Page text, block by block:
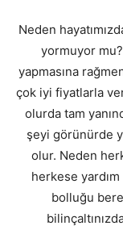
Neden
yormuyor
yapmasına
çok iyi fiyatlarla
olurda tam
şeyi görünürde
olur. Neden
herkese
bolluğu